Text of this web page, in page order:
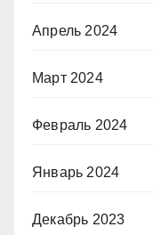
Апрель 2024
Март 2024
Февраль 2024
Январь 2024
Декабрь 2023